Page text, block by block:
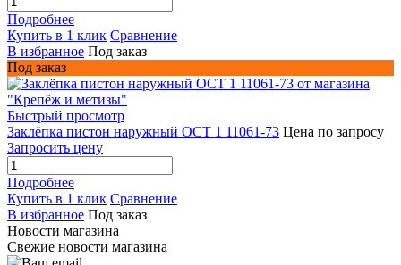
Подробнее
Купить в 1 клик Сравнение
В избранное Под заказ
Под заказ
Быстрый просмотр
Заклёпка пистон наружный ОСТ 1 11061-73 Цена по запросу
Запросить цену
Подробнее
Купить в 1 клик Сравнение
В избранное Под заказ
Новости магазина
Свежие новости магазина